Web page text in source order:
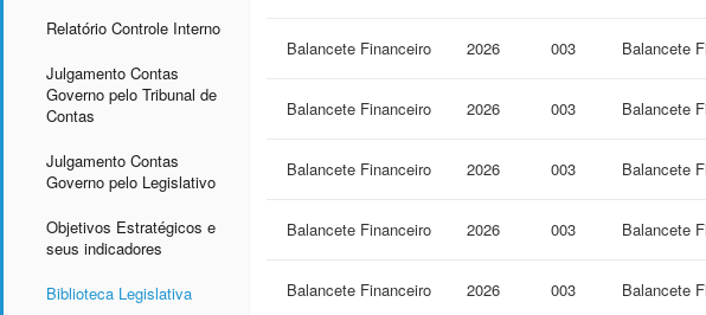
Relatório Controle Interno
Julgamento Contas
Governo pelo Tribunal de
Contas
Julgamento Contas
Governo pelo Legislativo
Objetivos Estratégicos e
seus indicadores
Biblioteca Legislativa
Balancete Financeiro 2026 003 Balancete
Balancete Financeiro 2026 003 Balancete
Balancete Financeiro 2026 003 Balancete
Balancete Financeiro 2026 003 Balancete
Balancete Financeiro 2026 003 Balancete